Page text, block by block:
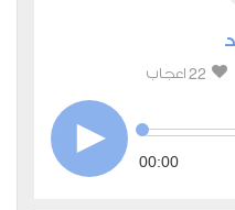
22 اعجاب
00:00